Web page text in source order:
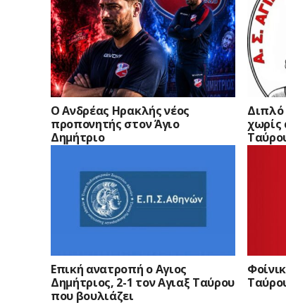
Ο Ανδρέας Ηρακλής νέος
προπονητής στον Άγιο
Δημήτριο
Διπλό
χωρίς
Επική ανατροπή ο Αγιος
Δημήτριος, 2-1 τον Αγιαξ Ταύρου
που βουλιάζει